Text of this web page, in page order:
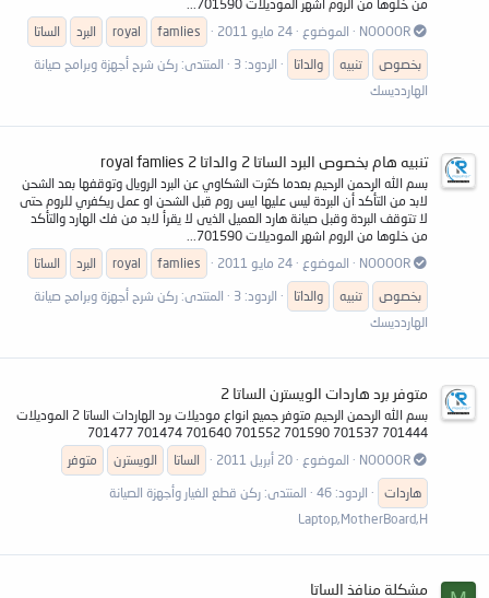
من خلوها من الروم اشهر الموديلات 701590...
NOOOOR
الموضوع 24 مايو 2011 famlies
royal البرد
الساتا
بخصوص
تنبيه والداتا الردود: 3 المنتدى: ركن شرح أجهزة وبرامج صيانة
الهاردديسك
تنبيه هام بخصوص البرد الساتا 2 والداتا 2 royal famlies
بسم الله الرحمن الرحيم بعدما كثرت الشكاوي عن البرد الرويال وتوقفها بعد الشحن
لابد من التأكد أن البردة ليس عليها ايس روم قبل الشحن او عمل ريكفري للروم حتى
لا تتوقف البردة وقبل صيانة هارد العميل الذيى لا يقرأ لابد من فك الهارد والتأكد
من خلوها من الروم اشهر الموديلات 701590...
NOOOOR
الموضوع 24 مايو 2011 famlies
royal البرد
الساتا
بخصوص
تنبيه والداتا الردود: 3 المنتدى: ركن شرح أجهزة وبرامج صيانة
الهاردديسك
متوفر برد هاردات الويسترن الساتا 2
بسم الله الرحمن الرحيم متوفر جميع انواع موديلات برد الهاردات الساتا 2 الموديلات
701444 701537 701590 701552 701640 701474 701477
NOOOOR
الموضوع 20 أبريل 2011 الساتا الويسترن
متوفر
هاردات
الردود: 46 المنتدى: ركن قطع الغيار وأجهزة الصيانة
Laptop,MotherBoard,H
مشكلة منافذ الساتا